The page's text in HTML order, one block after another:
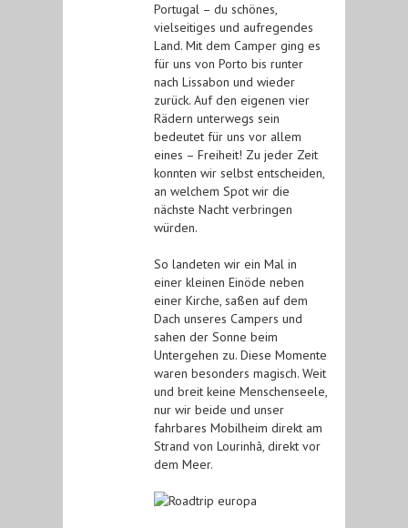
Portugal – du schönes,
vielseitiges und aufregendes
Land. Mit dem Camper ging es
für uns von Porto bis runter
nach Lissabon und wieder
zurück. Auf den eigenen vier
Rädern unterwegs sein
bedeutet für uns vor allem
eines – Freiheit! Zu jeder Zeit
konnten wir selbst entscheiden,
an welchem Spot wir die
nächste Nacht verbringen
würden.
So landeten wir ein Mal in
einer kleinen Einöde neben
einer Kirche, saßen auf dem
Dach unseres Campers und
sahen der Sonne beim
Untergehen zu. Diese Momente
waren besonders magisch. Weit
und breit keine Menschenseele,
nur wir beide und unser
fahrbares Mobilheim direkt am
Strand von Lourinhã, direkt vor
dem Meer.